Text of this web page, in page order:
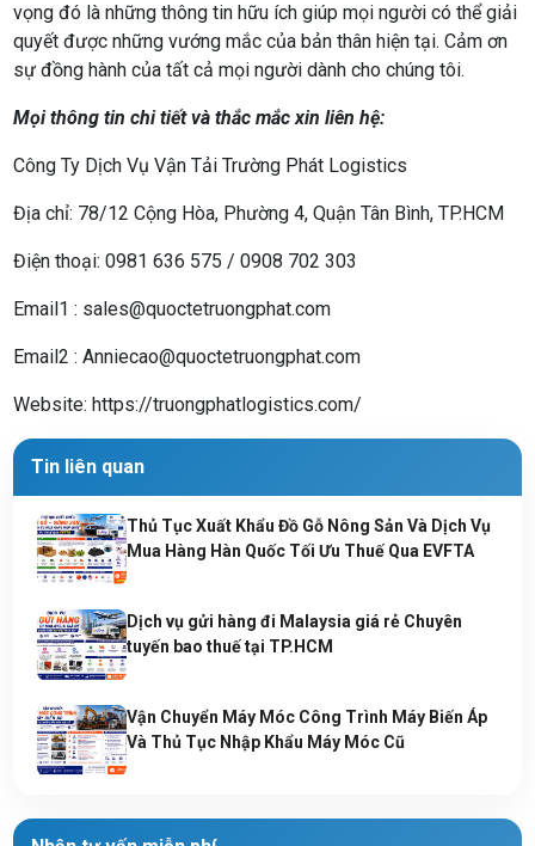
vọng đó là những thông tin hữu ích giúp mọi người có thể giải
quyết được những vướng mắc của bản thân hiện tại. Cảm ơn
sự đồng hành của tất cả mọi người dành cho chúng tôi.
Mọi thông tin chi tiết và thắc mắc xin liên hệ:
Công Ty Dịch Vụ Vận Tải Trường Phát Logistics
Địa chỉ: 78/12 Cộng Hòa, Phường 4, Quận Tân Bình, TP.HCM
Điện thoại: 0981 636 575 / 0908 702 303
Email1 : sales@quoctetruongphat.com
Email2 : Anniecao@quoctetruongphat.com
Website: https://truongphatlogistics.com/
Tin liên quan
Thủ Tục Xuất Khẩu Đồ Gỗ Nông Sản Và Dịch Vụ
Mua Hàng Hàn Quốc Tối Ưu Thuế Qua EVFTA
Dịch vụ gửi hàng đi Malaysia giá rẻ Chuyên
tuyến bao thuế tại TP.HCM
Vận Chuyển Máy Móc Công Trình Máy Biến Áp
Và Thủ Tục Nhập Khẩu Máy Móc Cũ